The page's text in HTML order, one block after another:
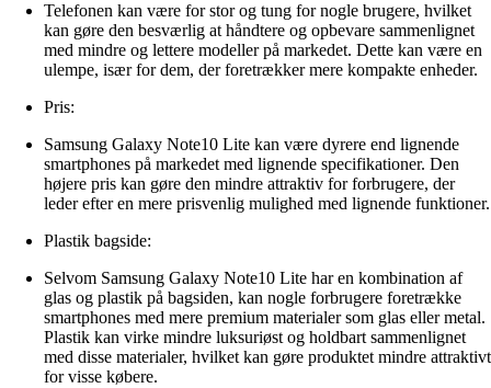
Telefonen kan være for stor og tung for nogle brugere, hvilket
kan gøre den besværlig at håndtere og opbevare sammenlignet
med mindre og lettere modeller på markedet. Dette kan være en
ulempe, især for dem, der foretrækker mere kompakte enheder.
Pris:
Samsung Galaxy Note10 Lite kan være dyrere end lignende
smartphones på markedet med lignende specifikationer. Den
højere pris kan gøre den mindre attraktiv for forbrugere, der
leder efter en mere prisvenlig mulighed med lignende funktioner.
Plastik bagside:
Selvom Samsung Galaxy Note10 Lite har en kombination af
glas og plastik på bagsiden, kan nogle forbrugere foretrække
smartphones med mere premium materialer som glas eller metal.
Plastik kan virke mindre luksuriøst og holdbart sammenlignet
med disse materialer, hvilket kan gøre produktet mindre attraktivt
for visse købere.